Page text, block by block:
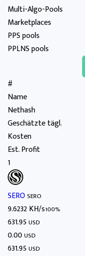
Multi-Algo-Pools
Marketplaces
PPS pools
PPLNS pools
#
Name
Nethash
Geschätzte tägl.
Kosten
Est. Profit
1
SEROSERO
9.6232 KH/s100%
631.95USD
0.00USD
631.95USD